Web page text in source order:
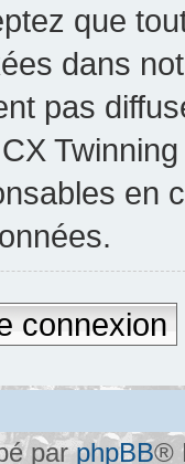
que
dans
pas
en
connexion
parphpBB®